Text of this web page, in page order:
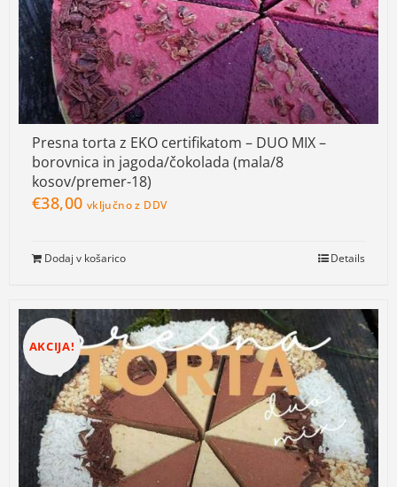
Presna torta z EKO certifikatom – DUO MIX –
borovnica in jagoda/čokolada (mala/8
kosov/premer-18)
€38,00 vključno z DDV
Dodaj v košarico Details
AKCIJA!